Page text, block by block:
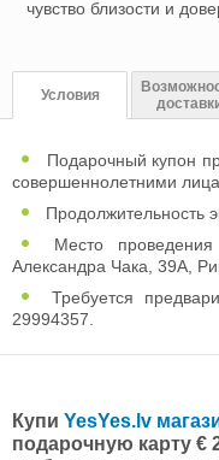
чувство близости и
Условия
Подарочный купон
совершеннолетними
Продолжительность
Место
Александра Чака, 39А,
Требуется
29994357.
Купи YesYes.lv
подарочную карту €